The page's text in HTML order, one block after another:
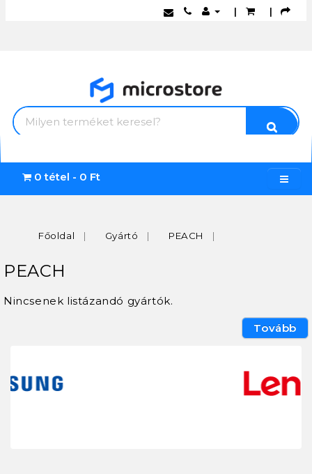
| |
0 tétel - 0 Ft
Főoldal Gyártó PEACH
PEACH
Nincsenek listázandó gyártók.
Tovább